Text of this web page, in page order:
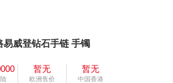
易威登钻石手链 手镯
暂无
欧洲售价
暂无
中国香港